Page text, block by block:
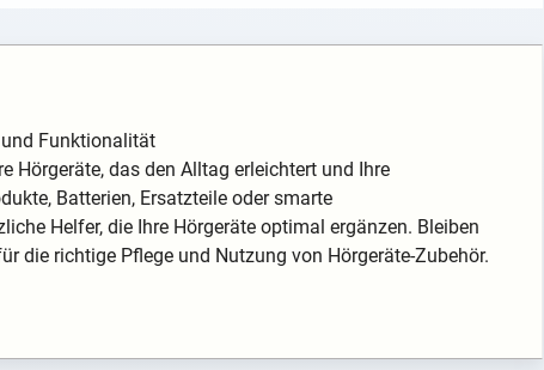
Funktionalität
Hörgeräte, das den Alltag erleichtert und Ihre
Batterien, Ersatzteile oder smarte
Helfer, die Ihre Hörgeräte optimal ergänzen. Bleiben
die richtige Pflege und Nutzung von Hörgeräte-Zubehör.